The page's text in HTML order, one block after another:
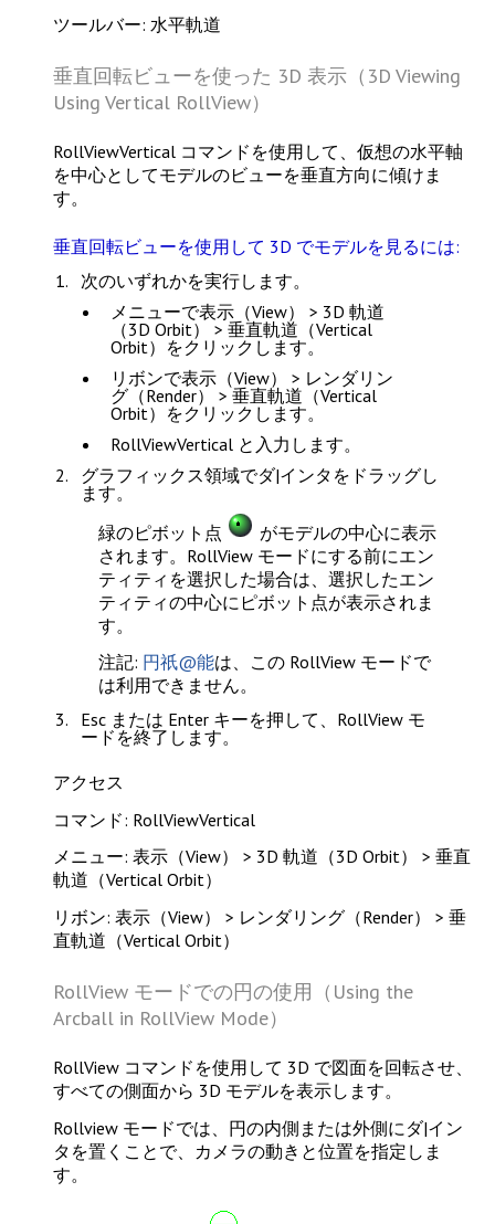
ツールバー: 水平軌道
垂直回転ビューを使った 3D 表示（3D Viewing
Using Vertical RollView）
RollViewVertical コマンドを使用して、仮想の水平軸
を中心としてモデルのビューを垂直方向に傾けま
す。
垂直回転ビューを使用して 3D でモデルを見るには:
次のいずれかを実行します。
メニューで表示（View） > 3D 軌道
（3D Orbit） > 垂直軌道（Vertical
Orbit） をクリックします。
リボンで表示（View） > レンダリン
グ（Render） > 垂直軌道（Vertical
Orbit） をクリックします。
RollViewVertical と入力します。
グラフィックス領域でダ|インタをドラッグし
ます。
緑のピボット点
がモデルの中心に表示
されます。RollView モードにする前にエン
ティティを選択した場合は、選択したエン
ティティの中心にピボット点が表示されま
す。
注記: 円祇@能は、この RollView モードで
は利用できません。
Esc または Enter キーを押して、RollView モ
ードを終了します。
アクセス
コマンド: RollViewVertical
メニュー: 表示（View） > 3D 軌道（3D Orbit） > 垂直
軌道（Vertical Orbit）
リボン: 表示（View） > レンダリング（Render） > 垂
直軌道（Vertical Orbit）
RollView モードでの円の使用（Using the
Arcball in RollView Mode）
RollView コマンドを使用して 3D で図面を回転させ、
すべての側面から 3D モデルを表示します。
Rollview モードでは、円の内側または外側にダ|イン
タを置くことで、カメラの動きと位置を指定しま
す。